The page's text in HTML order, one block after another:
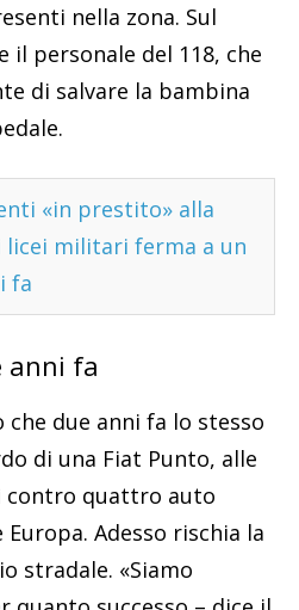
nella zona. Sul
il personale del 118, che
di salvare la bambina
«in prestito» alla
licei militari ferma a un
fa
anni fa
due anni fa lo stesso
di una Fiat Punto, alle
contro quattro auto
Adesso rischia la
stradale. «Siamo